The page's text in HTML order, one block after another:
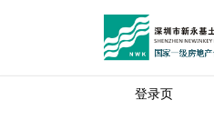
登录页